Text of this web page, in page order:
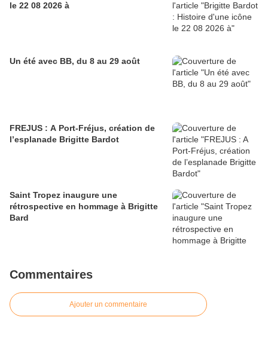
le 22 08 2026 à
Un été avec BB, du 8 au 29 août
FREJUS : A Port-Fréjus, création de
l’esplanade Brigitte Bardot
Saint Tropez inaugure une
rétrospective en hommage à Brigitte
Bard
Commentaires
Ajouter un commentaire